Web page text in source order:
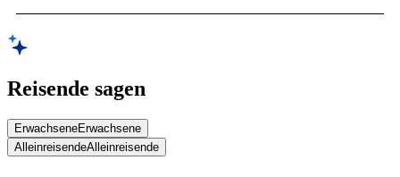
Reisende sagen
ErwachseneErwachsene
AlleinreisendeAlleinreisende